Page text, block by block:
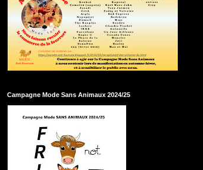
Campagne Mode Sans Animaux 2024/25